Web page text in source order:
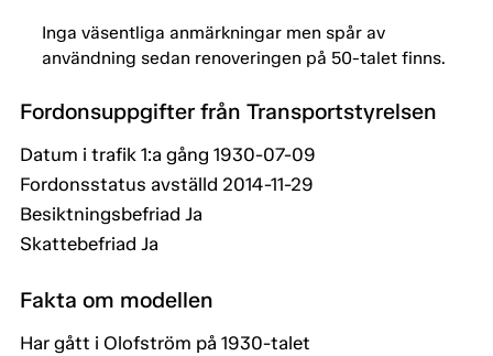
Inga väsentliga anmärkningar men spår av
användning sedan renoveringen på 50-talet finns.
Fordonsuppgifter från Transportstyrelsen
Datum i trafik 1:a gång 1930-07-09
Fordonsstatus avställd 2014-11-29
Besiktningsbefriad Ja
Skattebefriad Ja
Fakta om modellen
Har gått i Olofström på 1930-talet